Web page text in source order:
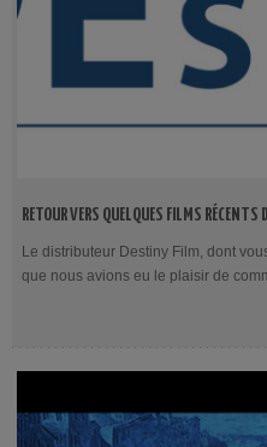
RETOUR VERS QUELQUES FILMS
ET PLATEFORME !
Le distributeur Destiny Film, dont
que nous avions eu le plaisir de